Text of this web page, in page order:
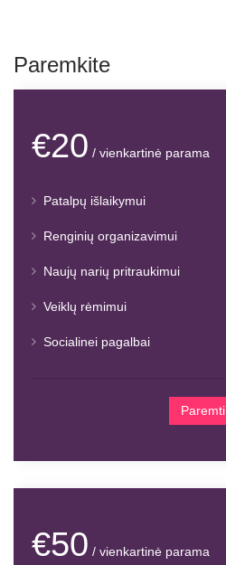
Paremkite
€20 / vienkartinė parama
Patalpų išlaikymui
Renginių organizavimui
Naujų narių pritraukimui
Veiklų rėmimui
Socialinei pagalbai
Paremti
€50 / vienkartinė parama